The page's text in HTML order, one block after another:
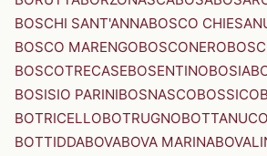
BOSCHI SANT'ANNABOSCO
BOSCO MARENGOBOSCONERO
BOSCOTRECASEBOSENTINOBOSIA
BOSISIO PARINIBOSNASCOBOSSICO
BOTRICELLOBOTRUGNOBOTTANUCO
BOTTIDDABOVABOVA MARINA